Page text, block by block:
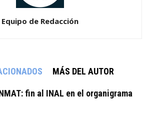
Equipo de Redacción
MÁS DEL AUTOR
fin al INAL en el organigrama